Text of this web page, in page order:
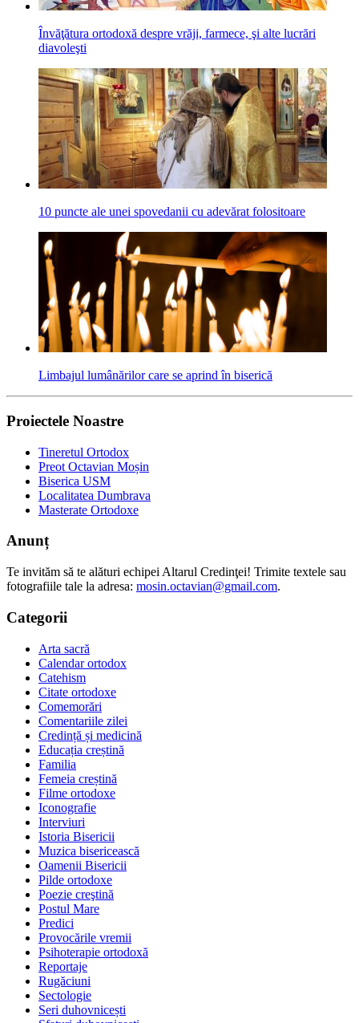
Învăţătura ortodoxă despre vrăji, farmece, şi alte lucrări
diavoleşti
10 puncte ale unei spovedanii cu adevărat folositoare
Limbajul lumânărilor care se aprind în biserică
Proiectele Noastre
Tineretul Ortodox
Preot Octavian Moșin
Biserica USM
Localitatea Dumbrava
Masterate Ortodoxe
Anunț
Te invităm să te alături echipei Altarul Credinţei! Trimite textele sau
fotografiile tale la adresa: mosin.octavian@gmail.com.
Categorii
Arta sacră
Calendar ortodox
Catehism
Citate ortodoxe
Comemorări
Comentariile zilei
Credință și medicină
Educația creștină
Familia
Femeia creștină
Filme ortodoxe
Iconografie
Interviuri
Istoria Bisericii
Muzica bisericească
Oamenii Bisericii
Pilde ortodoxe
Poezie creştină
Postul Mare
Predici
Provocările vremii
Psihoterapie ortodoxă
Reportaje
Rugăciuni
Sectologie
Seri duhovnicești